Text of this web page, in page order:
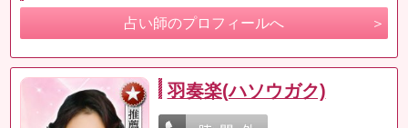
占い師のプロフィールへ
羽奏楽(ハソウガク)